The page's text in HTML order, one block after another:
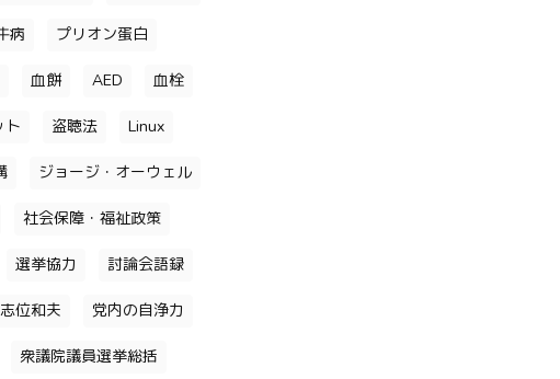
病 プリオン蛋白
血餅 AED 血栓
ト 盗聴法 Linux
ジョージ・オーウェル
社会保障・福祉政策
選挙協力 討論会語録
志位和夫 党内の自浄力
衆議院議員選挙総括